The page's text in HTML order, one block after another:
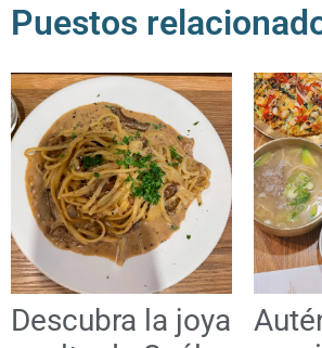
Puestos
Descubra la joya